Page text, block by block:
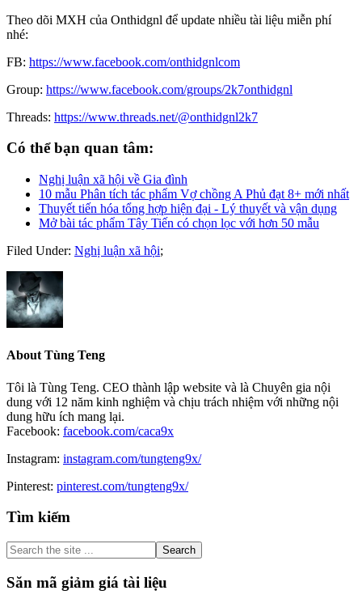
Theo dõi MXH của Onthidgnl để update nhiều tài liệu miễn phí
nhé:
FB: https://www.facebook.com/onthidgnlcom
Group: https://www.facebook.com/groups/2k7onthidgnl
Threads: https://www.threads.net/@onthidgnl2k7
Có thể bạn quan tâm:
Nghị luận xã hội về Gia đình
10 mẫu Phân tích tác phẩm Vợ chồng A Phủ đạt 8+ mới nhất
Thuyết tiến hóa tổng hợp hiện đại - Lý thuyết và vận dụng
Mở bài tác phẩm Tây Tiến có chọn lọc với hơn 50 mẫu
Filed Under: Nghị luận xã hội;
About Tùng Teng
Tôi là Tùng Teng. CEO thành lập website và là Chuyên gia nội
dung với 12 năm kinh nghiệm và chịu trách nhiệm với những nội
dung hữu ích mang lại.
Facebook: facebook.com/caca9x
Instagram: instagram.com/tungteng9x/
Pinterest: pinterest.com/tungteng9x/
Primary
Sidebar
Tìm kiếm
Search
the
site
...
Săn mã giảm giá tài liệu